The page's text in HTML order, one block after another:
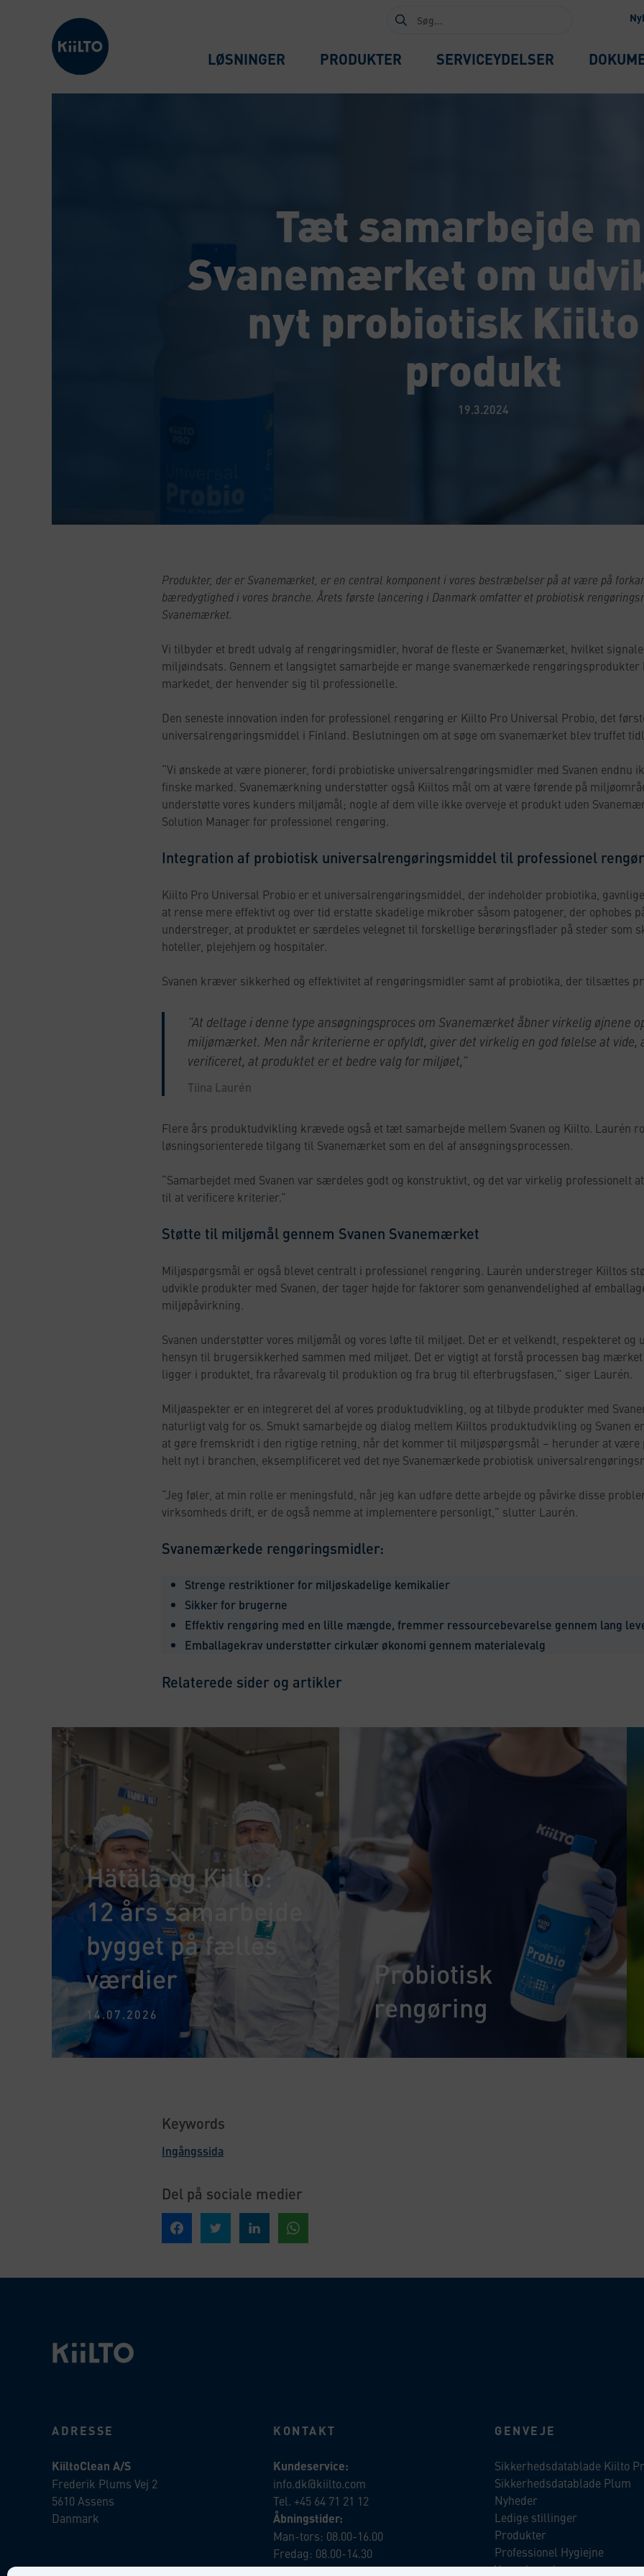
Kiilto Denmark
Søg
efter:
LØSNINGER PRODUKTER SERVICEYDELSER
Tæt samarbejde
Svanemærket om
nyt probiotisk
produkt
19.3.2024
Produkter, der er Svanemærket, er en central komponent i vores bestræbelser på at være på
bæredygtighed i vores branche. Årets første lancering i Danmark omfatter et probiotisk
Svanemærket.
Vi tilbyder et bredt udvalg af rengøringsmidler, hvoraf de fleste er Svanemærket, hvilket
miljøindsats. Gennem et langsigtet samarbejde er mange svanemærkede
markedet, der henvender sig til professionelle.
Den seneste innovation inden for professionel rengøring er Kiilto Pro Universal Probio, det
universalrengøringsmiddel i Finland. Beslutningen om at søge om svanemærket blev truffet
“Vi ønskede at være pionerer, fordi probiotiske universalrengøringsmidler med Svanen endnu
finske marked. Svanemærkning understøtter også Kiiltos mål om at være førende på
understøtte vores kunders miljømål; nogle af dem ville ikke overveje et produkt uden
Solution Manager for professionel rengøring.
Integration af probiotisk universalrengøringsmiddel til professionel
Kiilto Pro Universal Probio er et universalrengøringsmiddel, der indeholder probiotika,
at rense mere effektivt og over tid erstatte skadelige mikrober såsom patogener, der ophobes
understreger, at produktet er særdeles velegnet til forskellige berøringsflader på steder som
hoteller, plejehjem og hospitaler.
Svanen kræver sikkerhed og effektivitet af rengøringsmidler samt af probiotika, der tilsættes
”At deltage i denne type ansøgningsproces om Svanemærket åbner virkelig øjnene
miljømærket. Men når kriterierne er opfyldt, giver det virkelig en god følelse at
verificeret, at produktet er et bedre valg for miljøet,”
Tiina Laurén
Flere års produktudvikling krævede også et tæt samarbejde mellem Svanen og Kiilto. Laurén
løsningsorienterede tilgang til Svanemærket som en del af ansøgningsprocessen.
“Samarbejdet med Svanen var særdeles godt og konstruktivt, og det var virkelig professionelt
til at verificere kriterier.”
Støtte til miljømål gennem Svanen Svanemærket
Miljøspørgsmål er også blevet centralt i professionel rengøring. Laurén understreger Kiiltos
udvikle produkter med Svanen, der tager højde for faktorer som genanvendelighed af
miljøpåvirkning.
Svanen understøtter vores miljømål og vores løfte til miljøet. Det er et velkendt, respekteret
hensyn til brugersikkerhed sammen med miljøet. Det er vigtigt at forstå processen bag
ligger i produktet, fra råvarevalg til produktion og fra brug til efterbrugsfasen,” siger Laurén.
Miljøaspekter er en integreret del af vores produktudvikling, og at tilbyde produkter med
naturligt valg for os. Smukt samarbejde og dialog mellem Kiiltos produktudvikling og
at gøre fremskridt i den rigtige retning, når det kommer til miljøspørgsmål – herunder at være
helt nyt i branchen, eksemplificeret ved det nye Svanemærkede probiotisk
“Jeg føler, at min rolle er meningsfuld, når jeg kan udføre dette arbejde og påvirke disse
virksomheds drift, er de også nemme at implementere personligt,” slutter Laurén.
Svanemærkede rengøringsmidler:
Strenge restriktioner for miljøskadelige kemikalier
Sikker for brugerne
Effektiv rengøring med en lille mængde, fremmer ressourcebevarelse gennem lang
Emballagekrav understøtter cirkulær økonomi gennem materialevalg
Relaterede sider og artikler
Hätälä og Kiilto:
12 års samarbejde
bygget på fælles
værdier
14.07.2026
Probiotisk
rengøring
Keywords
Ingångssida
Del på sociale medier
Del på Facebook Del på Twitter
ADRESSE
KiiltoClean A/S
Frederik Plums Vej 2
5610 Assens
Danmark
KONTAKT
Kundeservice:
info.dk@kiilto.com
Tel. +45 64 71 21 12
Åbningstider:
Man-tors: 08.00-16.00
Fredag: 08.00-14.30
GENVEJE
Sikkerhedsdatablade Kiilto
Sikkerhedsdatablade Plum
Nyheder
Ledige stillinger
Produkter
Professionel Hygiejne
Vores brands